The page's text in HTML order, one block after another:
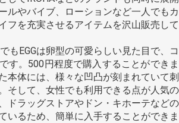
ルやバイブ、ローションなど一人でもカ
フを充実させるアイテムを沢山販売して
もEGGは卵型の可愛らしい見た目で、コ
す。500円程度で購入することができま
本体には、様々な凹凸が刻まれていて刺
そして、女性でも利用できる点が人気の
ドラッグストアやドン・キホーテなどの
いるため、簡単に入手することができま